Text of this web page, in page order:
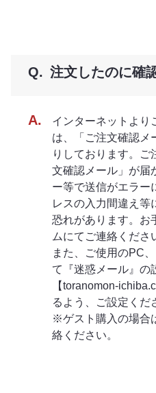
注文したのに確
インターネットより
は、「ご注文確認メ
りしております。ご
文確認メール」が届
ー等で送信がエラー
レスの入力間違え等
恐れがあります。お
ムにてご連絡くださ
また、ご使用のPC
て『迷惑メール』の
【toranomon-
るよう、ご設定くだ
※ゲスト購入の場合
絡ください。